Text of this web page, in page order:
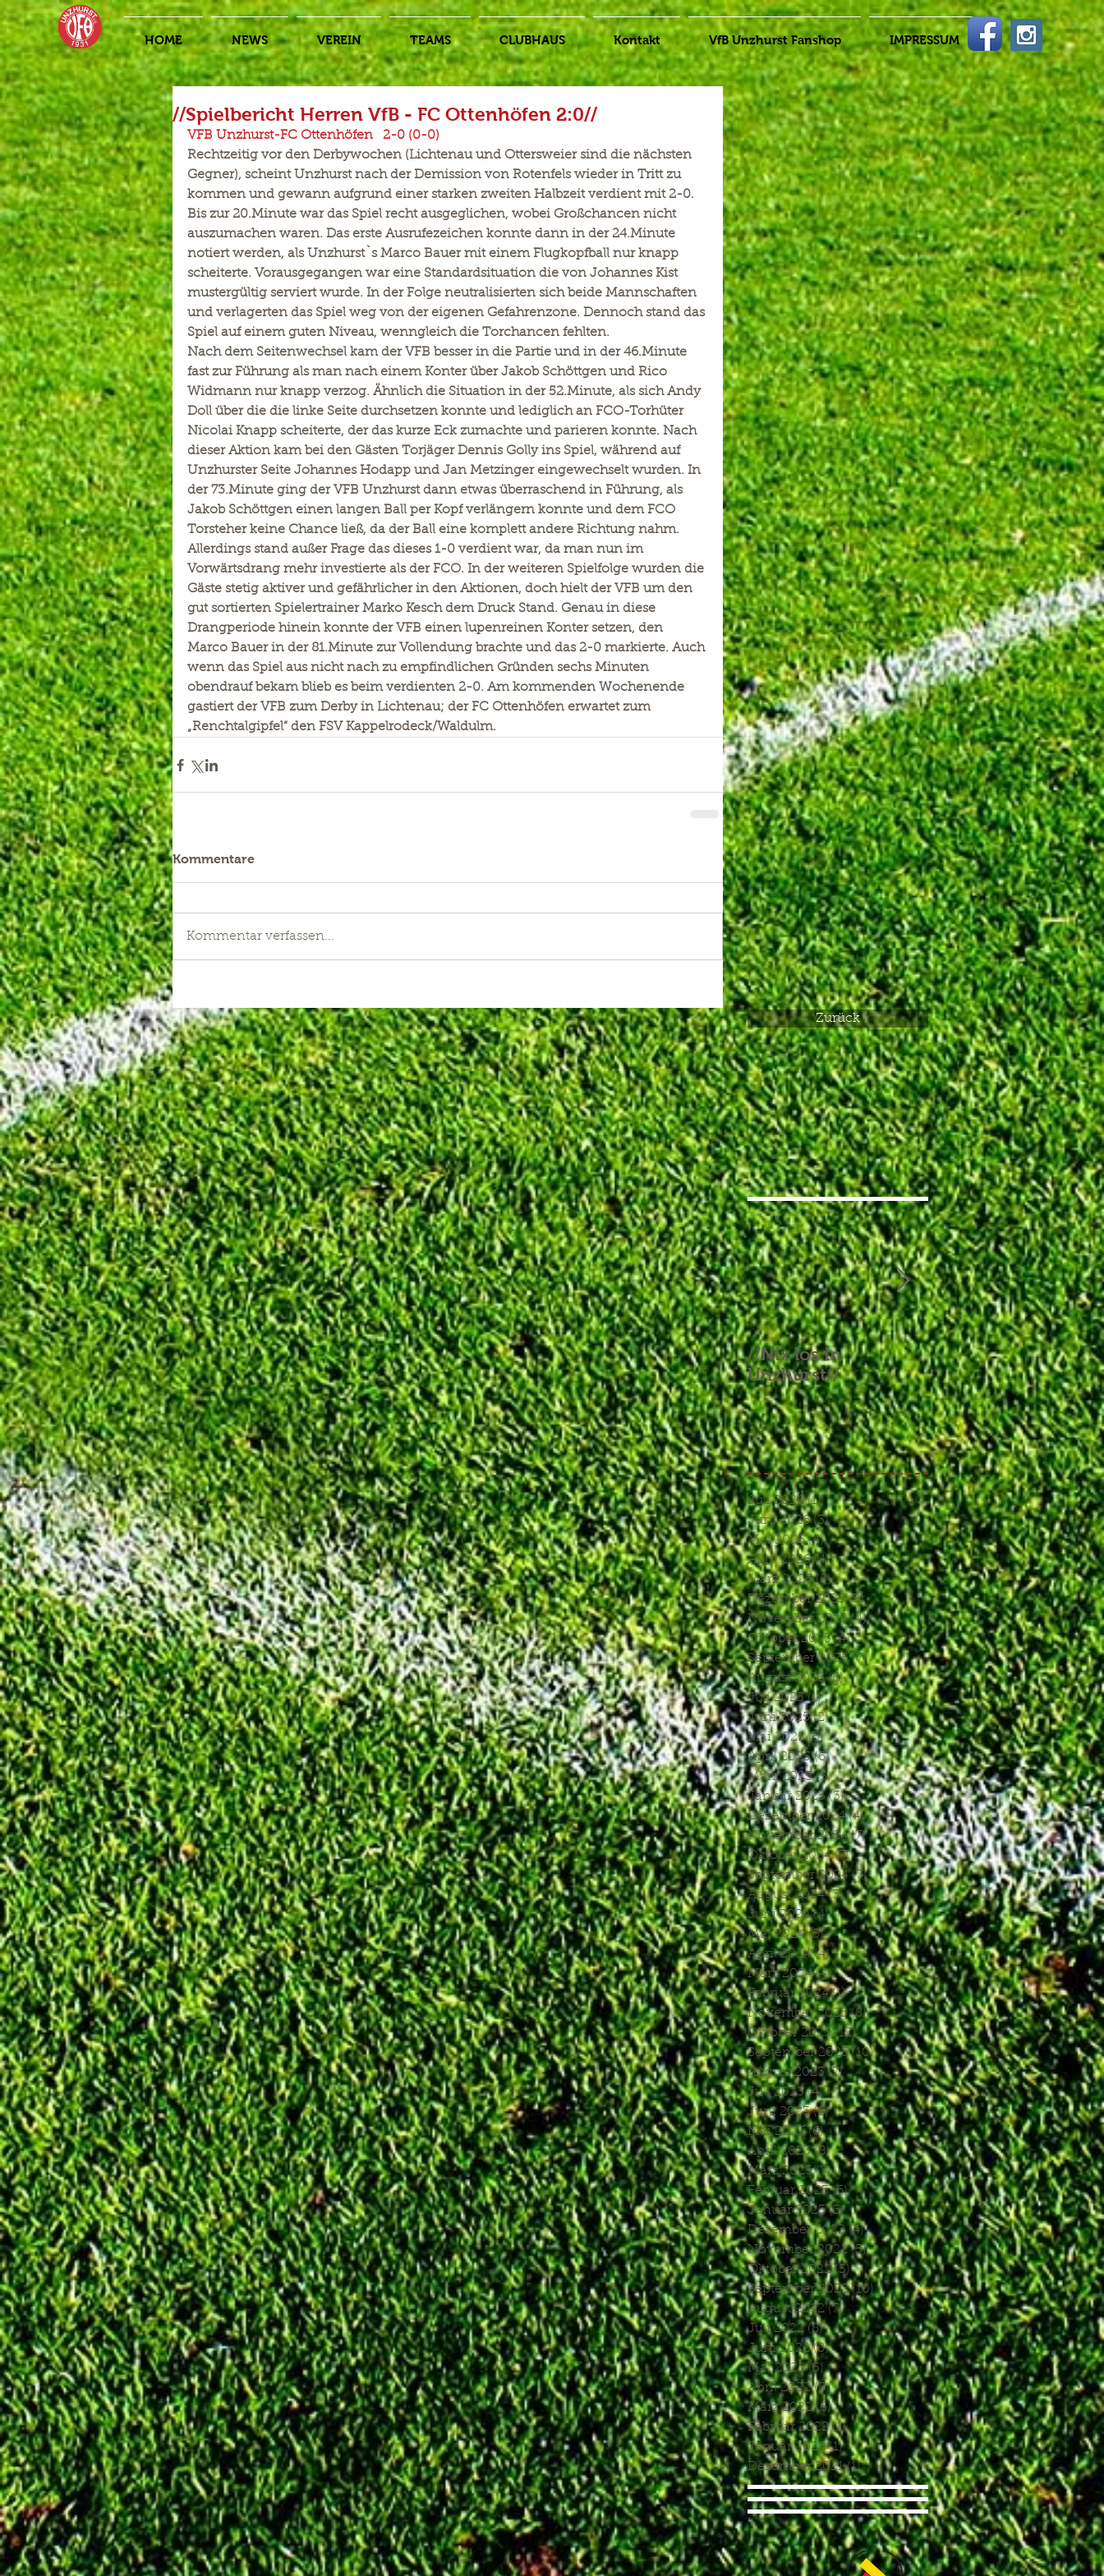
HOME NEWS VEREIN TEAMS CLUBHAUS Kontakt VfB Unzhurst Fanshop IMPRESSUM
//Spielbericht Herren VfB - FC Ottenhöfen 2:0//
VFB Unzhurst-FC Ottenhöfen   2-0 (0-0)
Rechtzeitig vor den Derbywochen (Lichtenau und Ottersweier sind die nächsten
Gegner), scheint Unzhurst nach der Demission von Rotenfels wieder in Tritt zu
kommen und gewann aufgrund einer starken zweiten Halbzeit verdient mit 2-0.
Bis zur 20.Minute war das Spiel recht ausgeglichen, wobei Großchancen nicht
auszumachen waren. Das erste Ausrufezeichen konnte dann in der 24.Minute
notiert werden, als Unzhurst`s Marco Bauer mit einem Flugkopfball nur knapp
scheiterte. Vorausgegangen war eine Standardsituation die von Johannes Kist
mustergültig serviert wurde. In der Folge neutralisierten sich beide Mannschaften
und verlagerten das Spiel weg von der eigenen Gefahrenzone. Dennoch stand das
Spiel auf einem guten Niveau, wenngleich die Torchancen fehlten.
Nach dem Seitenwechsel kam der VFB besser in die Partie und in der 46.Minute
fast zur Führung als man nach einem Konter über Jakob Schöttgen und Rico
Widmann nur knapp verzog. Ähnlich die Situation in der 52.Minute, als sich Andy
Doll über die die linke Seite durchsetzen konnte und lediglich an FCO-Torhüter
Nicolai Knapp scheiterte, der das kurze Eck zumachte und parieren konnte. Nach
dieser Aktion kam bei den Gästen Torjäger Dennis Golly ins Spiel, während auf
Unzhurster Seite Johannes Hodapp und Jan Metzinger eingewechselt wurden. In
der 73.Minute ging der VFB Unzhurst dann etwas überraschend in Führung, als
Jakob Schöttgen einen langen Ball per Kopf verlängern konnte und dem FCO
Torsteher keine Chance ließ, da der Ball eine komplett andere Richtung nahm.
Allerdings stand außer Frage das dieses 1-0 verdient war, da man nun im
Vorwärtsdrang mehr investierte als der FCO. In der weiteren Spielfolge wurden die
Gäste stetig aktiver und gefährlicher in den Aktionen, doch hielt der VFB um den
gut sortierten Spielertrainer Marko Kesch dem Druck Stand. Genau in diese
Drangperiode hinein konnte der VFB einen lupenreinen Konter setzen, den
Marco Bauer in der 81.Minute zur Vollendung brachte und das 2-0 markierte. Auch
wenn das Spiel aus nicht nach zu empfindlichen Gründen sechs Minuten
obendrauf bekam blieb es beim verdienten 2-0. Am kommenden Wochenende
gastiert der VFB zum Derby in Lichtenau; der FC Ottenhöfen erwartet zum
„Renchtalgipfel“ den FSV Kappelrodeck/Waldulm.
Kommentare
Kommentar verfassen...
Zurück
//Nix los in
Unzhurst//
//Aufgebrauchtes
Glück und ein
Endspiel, das keines
war//
Juli 2026 (1)1 Beitrag
Juni 2026 (3)3 Beiträge
Mai 2026 (4)4 Beiträge
April 2026 (4)4 Beiträge
März 2026 (5)5 Beiträge
Dezember 2025 (5)5 Beiträge
November 2025 (4)4 Beiträge
Oktober 2025 (4)4 Beiträge
September 2025 (7)7 Beiträge
August 2025 (6)6 Beiträge
Juli 2025 (1)1 Beitrag
Juni 2025 (2)2 Beiträge
Mai 2025 (5)5 Beiträge
April 2025 (6)6 Beiträge
März 2025 (5)5 Beiträge
Januar 2025 (3)3 Beiträge
Dezember 2024 (4)4 Beiträge
November 2024 (7)7 Beiträge
Oktober 2024 (7)7 Beiträge
September 2024 (7)7 Beiträge
August 2024 (3)3 Beiträge
Juni 2024 (4)4 Beiträge
Mai 2024 (5)5 Beiträge
April 2024 (4)4 Beiträge
März 2024 (4)4 Beiträge
Februar 2024 (1)1 Beitrag
November 2023 (8)8 Beiträge
Oktober 2023 (12)12 Beiträge
September 2023 (10)10 Beiträge
August 2023 (7)7 Beiträge
Juli 2023 (4)4 Beiträge
Juni 2023 (6)6 Beiträge
Mai 2023 (6)6 Beiträge
April 2023 (8)8 Beiträge
März 2023 (7)7 Beiträge
Februar 2023 (6)6 Beiträge
Januar 2023 (3)3 Beiträge
Dezember 2022 (4)4 Beiträge
November 2022 (5)5 Beiträge
Oktober 2022 (5)5 Beiträge
September 2022 (10)10 Beiträge
August 2022 (7)7 Beiträge
Juli 2022 (8)8 Beiträge
Juni 2022 (8)8 Beiträge
Mai 2022 (5)5 Beiträge
April 2022 (8)8 Beiträge
März 2022 (6)6 Beiträge
Februar 2022 (1)1 Beitrag
Januar 2022 (1)1 Beitrag
Dezember 2021 (1)1 Beitrag